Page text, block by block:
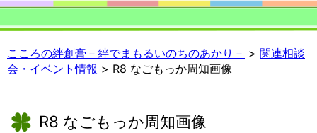
こころの絆創膏－絆でまもるいのちのあかり－ > 関連相談
会・イベント情報 > R8 なごもっか周知画像
R8 なごもっか周知画像